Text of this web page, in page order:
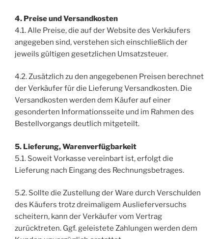
4. Preise und Versandkosten
4.1. Alle Preise, die auf der Website des Verkäufers
angegeben sind, verstehen sich einschließlich der
jeweils gültigen gesetzlichen Umsatzsteuer.
4.2. Zusätzlich zu den angegebenen Preisen berechnet
der Verkäufer für die Lieferung Versandkosten. Die
Versandkosten werden dem Käufer auf einer
gesonderten Informationsseite und im Rahmen des
Bestellvorgangs deutlich mitgeteilt.
5. Lieferung, Warenverfügbarkeit
5.1. Soweit Vorkasse vereinbart ist, erfolgt die
Lieferung nach Eingang des Rechnungsbetrages.
5.2. Sollte die Zustellung der Ware durch Verschulden
des Käufers trotz dreimaligem Auslieferversuchs
scheitern, kann der Verkäufer vom Vertrag
zurücktreten. Ggf. geleistete Zahlungen werden dem